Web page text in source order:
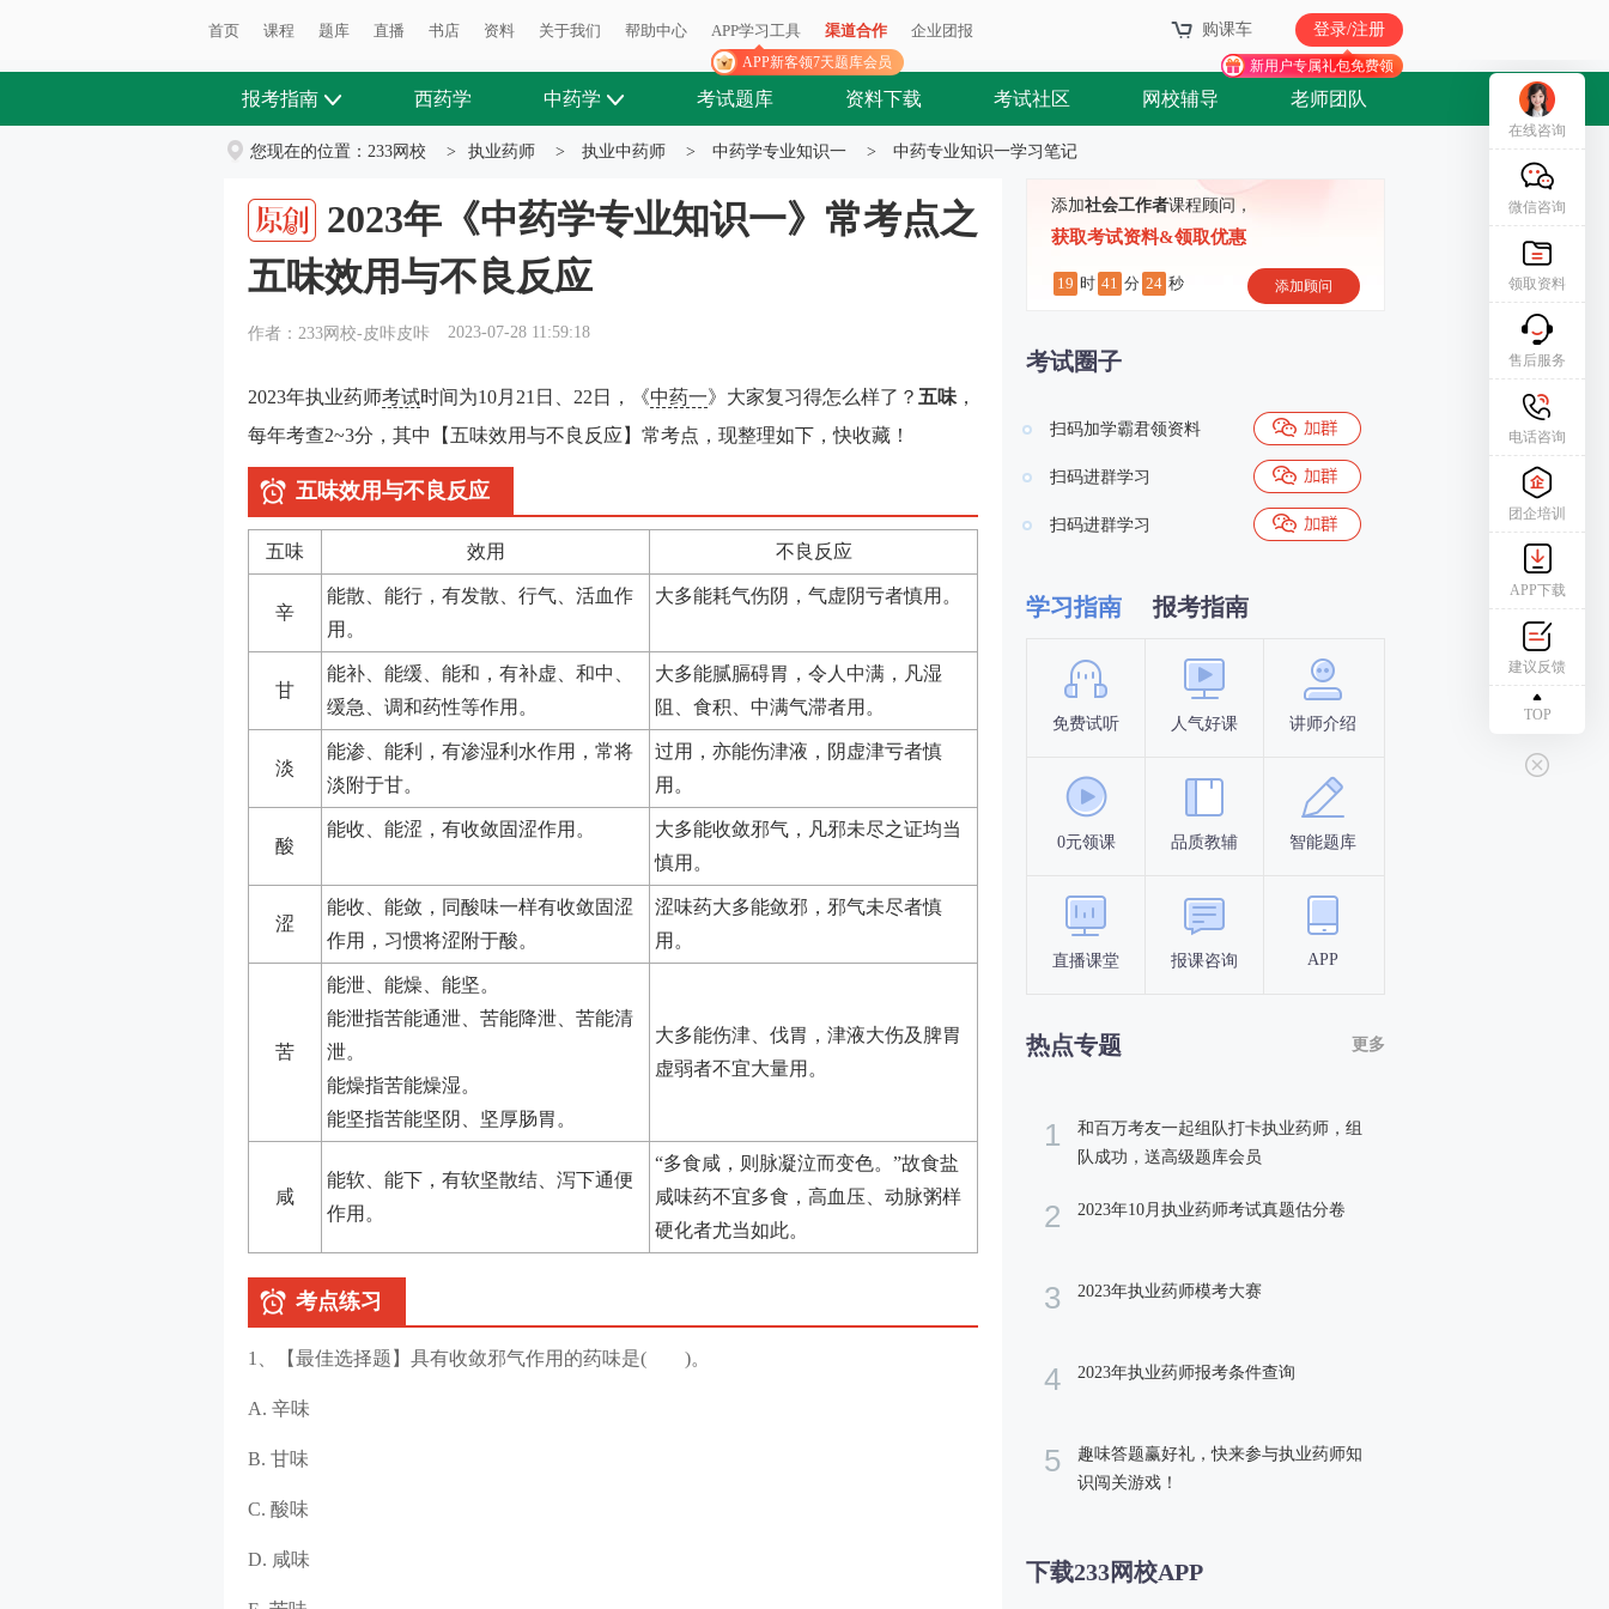
首页 课程 题库 直播 书店 资料 关于我们 帮助中心 APP学习工具
APP新客领7天题库会员
渠道合作 企业团报 购课车 登录/注册
新用户专属礼包免费领
报考指南 西药学 中药学 考试题库 资料下载 考试社区 网校辅导 老师团队
您现在的位置： 233网校 > 执业药师 > 执业中药师 > 中药学专业知识一 > 中药专业知识一学习笔记
2023年《中药学专业知识一》常考点之
五味效用与不良反应
作者：233网校-皮咔皮咔 2023-07-28 11:59:18
2023年执业药师考试时间为10月21日、22日，《中药一》大家复习得怎么样了？ 五味 ，
每年考查2~3分，其中【五味效用与不良反应 】常考点，现整理如下，快收藏！
五味效用与不良反应
五味 效用 不良反应
辛
能散、能行，有发散、行气、活血作
用。
大多能耗气伤阴，气虚阴亏者慎用。
甘
能补、能缓、能和，有补虚、和中、
缓急、调和药性等作用。
大多能腻膈碍胃，令人中满，凡湿
阻、食积、中满气滞者用。
淡
能渗、能利，有渗湿利水作用，常将
淡附于甘。
过用，亦能伤津液，阴虚津亏者慎
用。
酸
能收、能涩，有收敛固涩作用。
大多能收敛邪气，凡邪未尽之证均当
慎用。
涩
能收、能敛，同酸味一样有收敛固涩
作用，习惯将涩附于酸。
涩味药大多能敛邪，邪气未尽者慎
用。
苦
能泄、能燥、能坚。
能泄指苦能通泄、苦能降泄、苦能清
泄。
能燥指苦能燥湿。
能坚指苦能坚阴、坚厚肠胃。
大多能伤津、伐胃，津液大伤及脾胃
虚弱者不宜大量用。
咸
能软、能下，有软坚散结、泻下通便
作用。
“多食咸，则脉凝泣而变色。”故食盐
咸味药不宜多食，高血压、动脉粥样
硬化者尤当如此。
考点练习
1、【最佳选择题】具有收敛邪气作用的药味是( )。
A. 辛味
B. 甘味
C. 酸味
D. 咸味
添加社会工作者课程顾问，
获取考试资料&领取优惠
19 时 41 分 23 秒 添加顾问
考试圈子
扫码加学霸君领资料
扫码进群学习
扫码进群学习
学习指南 报考指南
免费试听 人气好课 讲师介绍
0元领课 品质教辅 智能题库
直播课堂 报课咨询 APP
报名时间
热点专题 更多
1
和百万考友一起组队打卡执业药师，组
队成功，送高级题库会员
2 2023年10月执业药师考试真题估分卷
3 2023年执业药师模考大赛
4 2023年执业药师报考条件查询
5
趣味答题赢好礼，快来参与执业药师知
识闯关游戏！
下载233网校APP
在线咨询
微信咨询
领取资料
售后服务
电话咨询
团企培训
APP下载
建议反馈
TOP